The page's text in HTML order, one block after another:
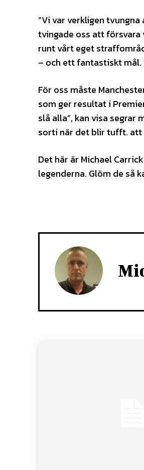
”Vi var verkligen
tvingade oss att
runt vårt eget
– och ett fantastiskt mål.
För oss måste
som ger resultat i
slå alla”, kan visa
sorti när det blir tufft. att
Det här är Michael
legenderna. Glöm de så